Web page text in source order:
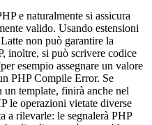
e naturalmente si assicura
valido. Usando estensioni
non può garantire la
inoltre, si può scrivere codice
esempio assegnare un valore
PHP Compile Error. Se
un template, finirà anche nel
le operazioni vietate diverse
a rilevarle: le segnalerà PHP